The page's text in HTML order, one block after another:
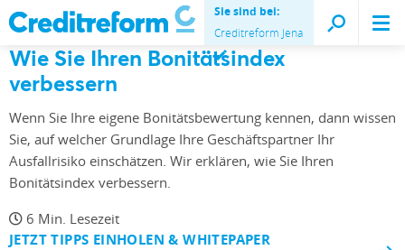
Sie sind bei:
Creditreform Jena
Wie Sie Ihren Bonitätsindex
verbessern
Wenn Sie Ihre eigene Bonitätsbewertung kennen, dann wissen
Sie, auf welcher Grundlage Ihre Geschäftspartner Ihr
Ausfallrisiko einschätzen. Wir erklären, wie Sie Ihren
Bonitätsindex verbessern.
6 Min. Lesezeit
JETZT TIPPS EINHOLEN & WHITEPAPER